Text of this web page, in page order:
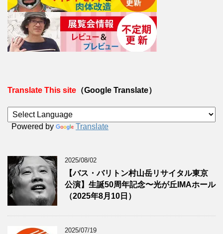
Translate This site （Google Translate）
Powered by Translate
2025/08/02
【バス・バリトン村山岳リサイタル東京
公演】生誕50周年記念〜光が丘IMAホール
（2025年8月10日）
2025/07/19